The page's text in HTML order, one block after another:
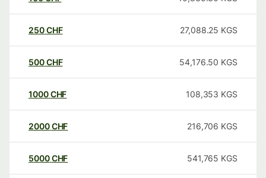
250CHF 27,088.25 KGS
500CHF 54,176.50 KGS
1000CHF 108,353 KGS
2000CHF 216,706 KGS
5000CHF 541,765 KGS